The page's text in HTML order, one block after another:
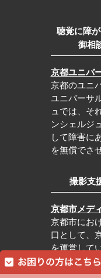
聴覚に障
御相
京都ユニバ
京都のユニ
ユニバーサ
ュでは、そ
ンシェルジ
して障害に
を無償でさ
撮影支
京都市メデ
京都市にお
口として、
を運営して
c Kyoto City